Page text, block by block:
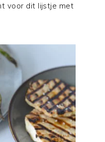
voor dit lijstje met